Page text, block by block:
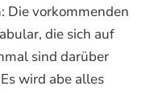
Die vorkommenden
die sich auf
sind darüber
wird abe alles